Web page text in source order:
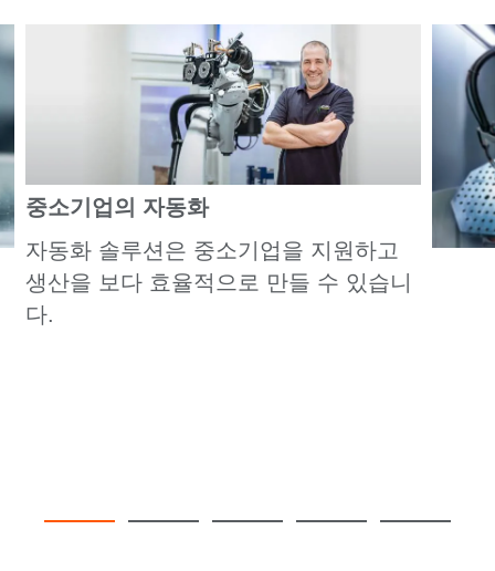
중소기업의 자동화
자동화 솔루션은 중소기업을 지원하고
생산을 보다 효율적으로 만들 수 있습니
다.